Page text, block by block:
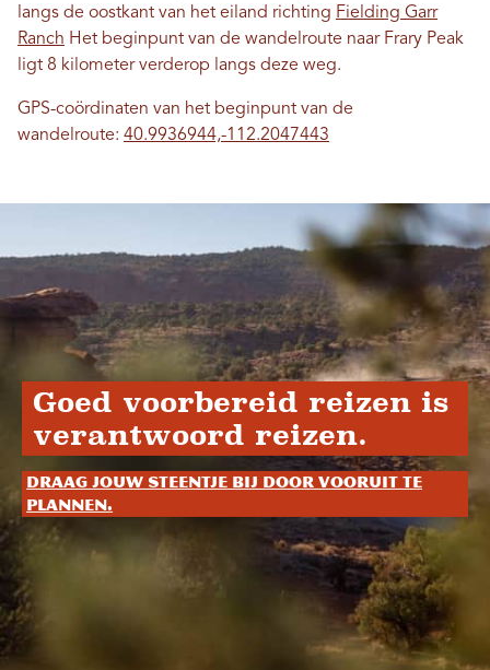
langs de oostkant van het eiland richting Fielding Garr
Ranch Het beginpunt van de wandelroute naar Frary Peak
ligt 8 kilometer verderop langs deze weg.
GPS-coördinaten van het beginpunt van de
wandelroute: 40.9936944,-112.2047443
Goed voorbereid reizen is
verantwoord reizen.
Draag jouw steentje bij door vooruit te
plannen.